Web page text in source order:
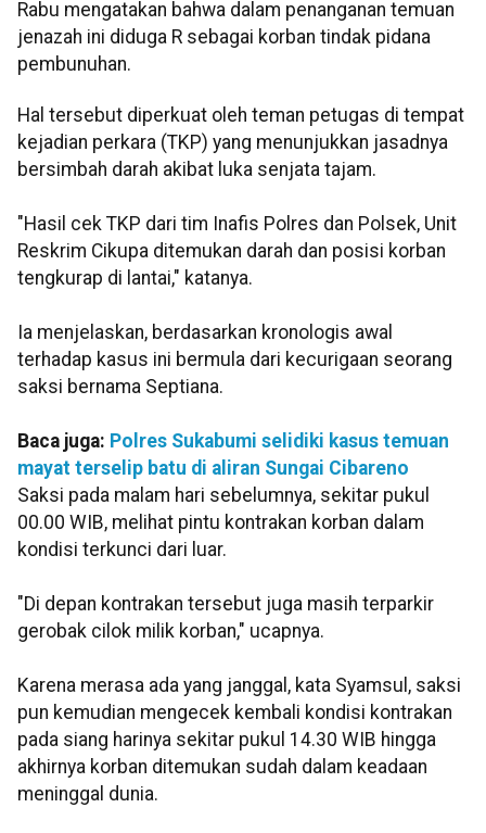
Rabu mengatakan bahwa dalam penanganan temuan
jenazah ini diduga R sebagai korban tindak pidana
pembunuhan.
Hal tersebut diperkuat oleh teman petugas di tempat
kejadian perkara (TKP) yang menunjukkan jasadnya
bersimbah darah akibat luka senjata tajam.
"Hasil cek TKP dari tim Inafis Polres dan Polsek, Unit
Reskrim Cikupa ditemukan darah dan posisi korban
tengkurap di lantai," katanya.
Ia menjelaskan, berdasarkan kronologis awal
terhadap kasus ini bermula dari kecurigaan seorang
saksi bernama Septiana.
Baca juga: Polres Sukabumi selidiki kasus temuan
mayat terselip batu di aliran Sungai Cibareno
Saksi pada malam hari sebelumnya, sekitar pukul
00.00 WIB, melihat pintu kontrakan korban dalam
kondisi terkunci dari luar.
"Di depan kontrakan tersebut juga masih terparkir
gerobak cilok milik korban," ucapnya.
Karena merasa ada yang janggal, kata Syamsul, saksi
pun kemudian mengecek kembali kondisi kontrakan
pada siang harinya sekitar pukul 14.30 WIB hingga
akhirnya korban ditemukan sudah dalam keadaan
meninggal dunia.